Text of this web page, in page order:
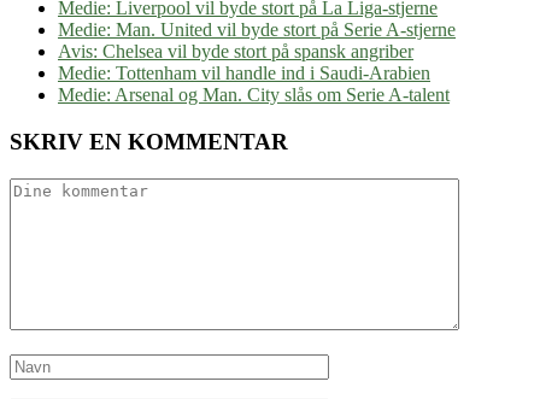
Medie: Liverpool vil byde stort på La Liga-stjerne
Medie: Man. United vil byde stort på Serie A-stjerne
Avis: Chelsea vil byde stort på spansk angriber
Medie: Tottenham vil handle ind i Saudi-Arabien
Medie: Arsenal og Man. City slås om Serie A-talent
SKRIV EN KOMMENTAR